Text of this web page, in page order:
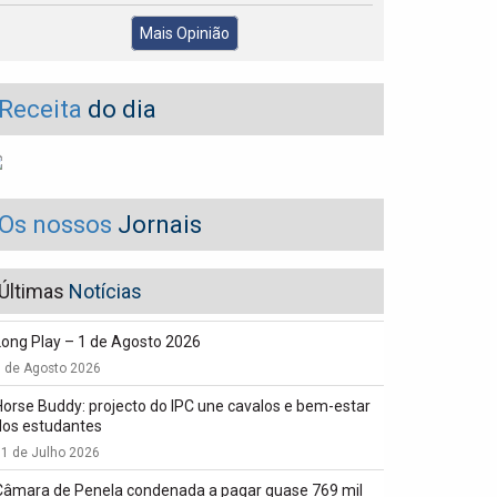
Mais Opinião
do dia
nossos Jornais
Notícias
Play – 1 de Agosto 2026
de Agosto 2026
Buddy: projecto do IPC une cavalos e bem-estar
estudantes
de Julho 2026
de Penela condenada a pagar quase 769 mil